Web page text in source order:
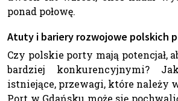
ponad połowę.
Atuty i bariery rozwojowe polskich
Czy polskie porty mają potencjał,
bardziej konkurencyjnymi?
istniejące, przewagi, które należy
Port w Gdańsku może się